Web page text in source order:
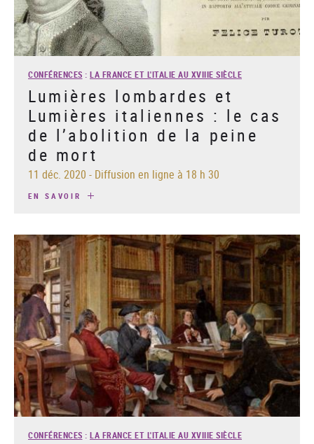
CONFÉRENCES : LA FRANCE ET L'ITALIE AU XVIIIE SIÈCLE
Lumières lombardes et
Lumières italiennes : le cas
de l’abolition de la peine
de mort
11 déc. 2020 - Diffusion en ligne à 18 h 30
EN SAVOIR
CONFÉRENCES : LA FRANCE ET L'ITALIE AU XVIIIE SIÈCLE